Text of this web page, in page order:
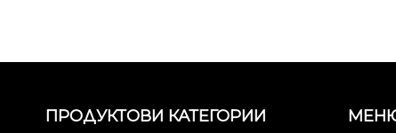
ПРОДУКТОВИ КАТЕГОРИИ